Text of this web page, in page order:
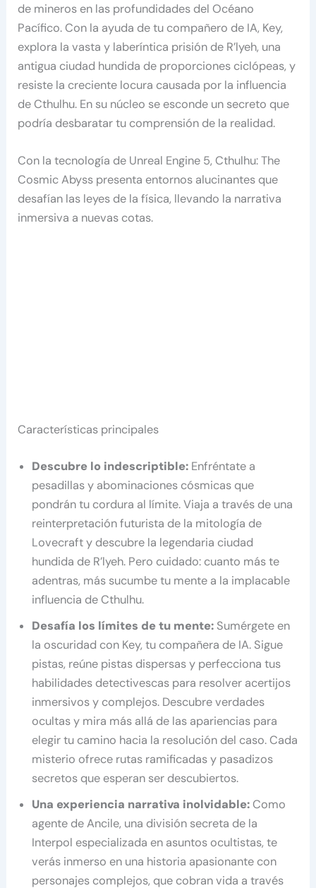
de mineros en las profundidades del Océano
Pacífico. Con la ayuda de tu compañero de IA, Key,
explora la vasta y laberíntica prisión de R’lyeh, una
antigua ciudad hundida de proporciones ciclópeas, y
resiste la creciente locura causada por la influencia
de Cthulhu. En su núcleo se esconde un secreto que
podría desbaratar tu comprensión de la realidad.
Con la tecnología de Unreal Engine 5, Cthulhu: The
Cosmic Abyss presenta entornos alucinantes que
desafían las leyes de la física, llevando la narrativa
inmersiva a nuevas cotas.
Características principales
Descubre lo indescriptible: Enfréntate a
pesadillas y abominaciones cósmicas que
pondrán tu cordura al límite. Viaja a través de una
reinterpretación futurista de la mitología de
Lovecraft y descubre la legendaria ciudad
hundida de R’lyeh. Pero cuidado: cuanto más te
adentras, más sucumbe tu mente a la implacable
influencia de Cthulhu.
Desafía los límites de tu mente: Sumérgete en
la oscuridad con Key, tu compañera de IA. Sigue
pistas, reúne pistas dispersas y perfecciona tus
habilidades detectivescas para resolver acertijos
inmersivos y complejos. Descubre verdades
ocultas y mira más allá de las apariencias para
elegir tu camino hacia la resolución del caso. Cada
misterio ofrece rutas ramificadas y pasadizos
secretos que esperan ser descubiertos.
Una experiencia narrativa inolvidable:Como
agente de Ancile, una división secreta de la
Interpol especializada en asuntos ocultistas, te
verás inmerso en una historia apasionante con
personajes complejos, que cobran vida a través